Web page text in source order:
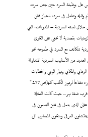
حس عال بوظيفة السرد حين جعل سرده
وقبله وتعامل في سرده بامتياز فنان
لعبته السردية – المدونات- التي
بقصدية لا تخفى على القارئ
تتكاتف مع السرد في طموحه نحو
من الأساليب السردية المتداولة
والمكاني وتيار الوعي والخطابات
(ولكون كتاب المحو هو فهرس من فهارس الكتب كلها، فلابد أن تكون رموزه مفتاحاً لرموز الكتب كلها)ص177."
ضفة نهر... حيث كانت النخلة
جذعها نخلة اخرى" ص186.. "كان ابني عثمان الذي يعمل في مخبز للصمون في
الغرقى وينقلون المصابين الى